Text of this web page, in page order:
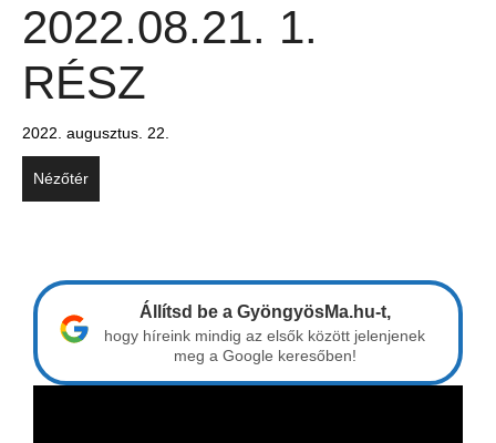
2022.08.21. 1.
RÉSZ
2022. augusztus. 22.
Nézőtér
Állítsd be a GyöngyösMa.hu-t,
hogy híreink mindig az elsők között jelenjenek
meg a Google keresőben!